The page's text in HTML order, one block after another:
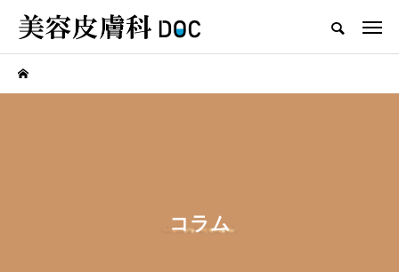
TOP
コラム